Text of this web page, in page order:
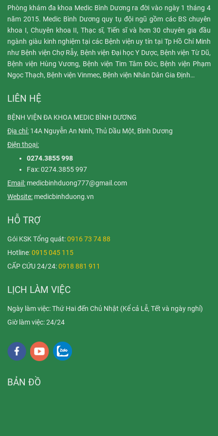
Phòng khám đa khoa Medic Bình Dương ra đời vào ngày 1 tháng 4
năm 2015. Medic Bình Dương quy tụ đội ngũ gồm các BS chuyên
khoa I, Chuyên khoa II, Thạc sĩ, Tiến sĩ và hơn 30 chuyên gia đầu
ngành giàu kinh nghiệm tại các Bệnh viện uy tín tại Tp Hồ Chí Minh
như Bệnh viện Chợ Rẫy, Bệnh viện Đại học Y Dược, Bệnh viện Từ Dũ,
Bệnh viện Hùng Vương, Bệnh viện Tim Tâm Đức, Bệnh viện Phạm
Ngọc Thạch, Bệnh viện Vinmec, Bệnh viện Nhân Dân Gia Định…
LIÊN HỆ
BỆNH VIỆN ĐA KHOA MEDIC BÌNH DƯƠNG
Địa chỉ: 14A Nguyễn An Ninh, Thủ Dầu Một, Bình Dương
Điện thoại:
0274.3855 998
Fax: 0274.3855 997
Email: medicbinhduong777@gmail.com
Website: medicbinhduong.vn
HỖ TRỢ
Gói KSK Tổng quát:0916 73 74 88
Hotline: 0915 045 115
CẤP CỨU 24/24:0918 881 911
LỊCH LÀM VIỆC
Ngày làm việc: Thứ Hai đến Chủ Nhật (Kể cả Lễ, Tết và ngày nghỉ)
Giờ làm việc: 24/24
BẢN ĐỒ